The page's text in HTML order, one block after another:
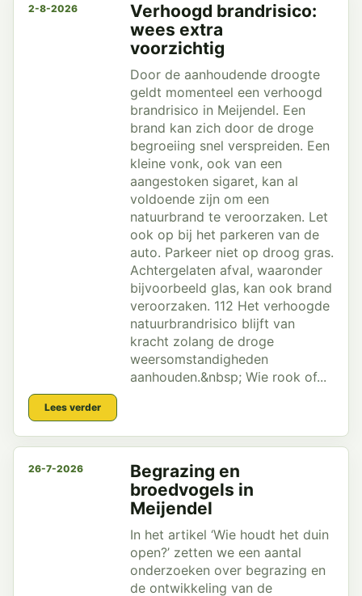
2-8-2026
Verhoogd brandrisico:
wees extra
voorzichtig
Door de aanhoudende droogte
geldt momenteel een verhoogd
brandrisico in Meijendel. Een
brand kan zich door de droge
begroeiing snel verspreiden. Een
kleine vonk, ook van een
aangestoken sigaret, kan al
voldoende zijn om een
natuurbrand te veroorzaken. Let
ook op bij het parkeren van de
auto. Parkeer niet op droog gras.
Achtergelaten afval, waaronder
bijvoorbeeld glas, kan ook brand
veroorzaken. 112 Het verhoogde
natuurbrandrisico blijft van
kracht zolang de droge
weersomstandigheden
aanhouden.&nbsp; Wie rook of...
Lees verder
26-7-2026
Begrazing en
broedvogels in
Meijendel
In het artikel ‘Wie houdt het duin
open?’ zetten we een aantal
onderzoeken over begrazing en
de ontwikkeling van de